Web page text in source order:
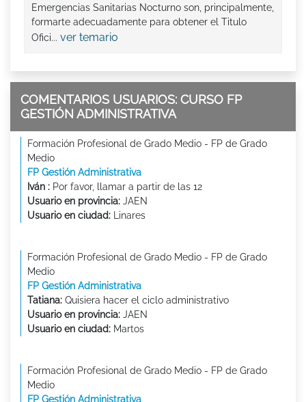
Emergencias Sanitarias Nocturno son, principalmente,
formarte adecuadamente para obtener el Titulo
Ofici... ver temario
COMENTARIOS USUARIOS: CURSO FP
GESTIÓN ADMINISTRATIVA
Formación Profesional de Grado Medio - FP de Grado
Medio
FP Gestión Administrativa
Iván : Por favor, llamar a partir de las 12
Usuario en provincia: JAEN
Usuario en ciudad: Linares
Formación Profesional de Grado Medio - FP de Grado
Medio
FP Gestión Administrativa
Tatiana: Quisiera hacer el ciclo administrativo
Usuario en provincia: JAEN
Usuario en ciudad: Martos
Formación Profesional de Grado Medio - FP de Grado
Medio
FP Gestión Administrativa